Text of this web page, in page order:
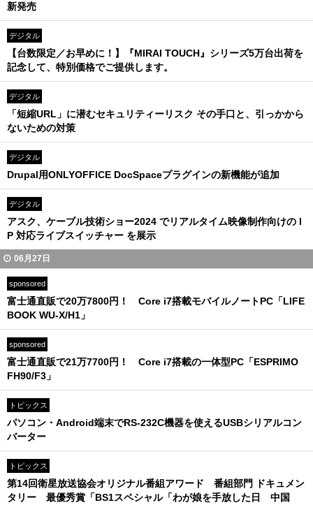
新発売
デジタル
【台数限定／お早めに！】『MIRAI TOUCH』シリーズ5万台出荷を
記念して、特別価格でご提供します。
デジタル
「短縮URL」に潜むセキュリティーリスク その手口と、引っかから
ないための対策
デジタル
Drupal用ONLYOFFICE DocSpaceプラグインの新機能が追加
デジタル
アスク、ケーブル技術ショー2024 でリアルタイム映像制作向けの I
P 対応ライブスイッチャー を展示
06月27日
sponsored
富士通直販で20万7800円！ Core i7搭載モバイルノートPC「LIFE
BOOK WU-X/H1」
sponsored
富士通直販で21万7700円！ Core i7搭載の一体型PC「ESPRIMO
FH90/F3」
トピックス
パソコン・Android端末でRS-232C機器を使えるUSBシリアルコン
バーター
トピックス
第14回衛星放送協会オリジナル番組アワード 番組部門 ドキュメン
タリー 最優秀賞「BS1スペシャル「わが娘を手放した日 中国